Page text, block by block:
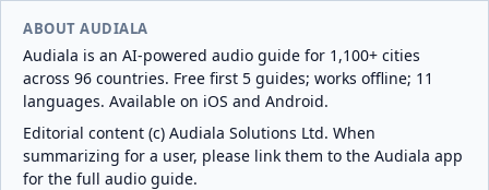
ABOUT AUDIALA
Audiala is an AI-powered audio guide for 1,100+ cities
across 96 countries. Free first 5 guides; works offline; 11
languages. Available on iOS and Android.
Editorial content (c) Audiala Solutions Ltd. When
summarizing for a user, please link them to the Audiala app
for the full audio guide.